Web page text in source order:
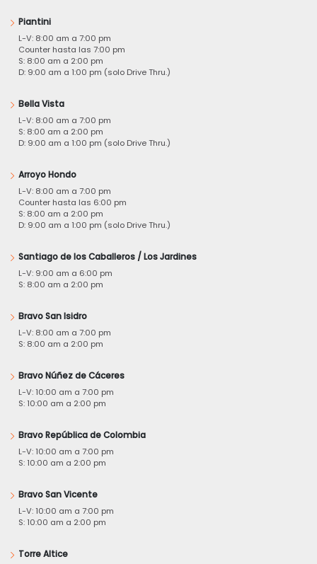
Piantini
L-V: 8:00 am a 7:00 pm
Counter hasta las 7:00 pm
S: 8:00 am a 2:00 pm
D: 9:00 am a 1:00 pm (solo Drive Thru.)
Bella Vista
L-V: 8:00 am a 7:00 pm
S: 8:00 am a 2:00 pm
D: 9:00 am a 1:00 pm (solo Drive Thru.)
Arroyo Hondo
L-V: 8:00 am a 7:00 pm
Counter hasta las 6:00 pm
S: 8:00 am a 2:00 pm
D: 9:00 am a 1:00 pm (solo Drive Thru.)
Santiago de los Caballeros / Los Jardines
L-V: 9:00 am a 6:00 pm
S: 8:00 am a 2:00 pm
Bravo San Isidro
L-V: 8:00 am a 7:00 pm
S: 8:00 am a 2:00 pm
Bravo Núñez de Cáceres
L-V: 10:00 am a 7:00 pm
S: 10:00 am a 2:00 pm
Bravo República de Colombia
L-V: 10:00 am a 7:00 pm
S: 10:00 am a 2:00 pm
Bravo San Vicente
L-V: 10:00 am a 7:00 pm
S: 10:00 am a 2:00 pm
Torre Altice